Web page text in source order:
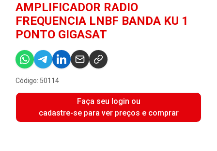
AMPLIFICADOR RADIO
FREQUENCIA LNBF BANDA KU 1
PONTO GIGASAT
Código: 50114
Faça seu login ou
cadastre-se para ver preços e comprar